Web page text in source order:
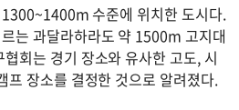
수준에 위치한 도시다.
는 과달라하라도 약 1500m 고지대
회는 경기 장소와 유사한 고도, 시
프 장소를 결정한 것으로 알려졌다.